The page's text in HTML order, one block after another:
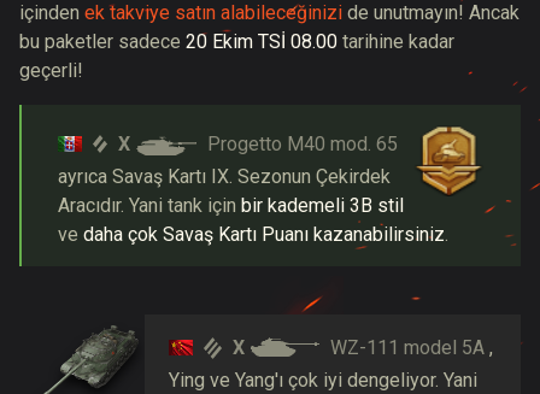
içinden ek takviye satın alabileceğinizi de unutmayın! Ancak
bu paketler sadece 20 Ekim TSİ 08.00 tarihine kadar
geçerli!
X
Progetto M40 mod. 65
ayrıca Savaş Kartı IX. Sezonun Çekirdek
Aracıdır. Yani tank için bir kademeli 3B stil
ve daha çok Savaş Kartı Puanı kazanabilirsiniz.
X WZ-111 model 5A ,
Ying ve Yang'ı çok iyi dengeliyor. Yani